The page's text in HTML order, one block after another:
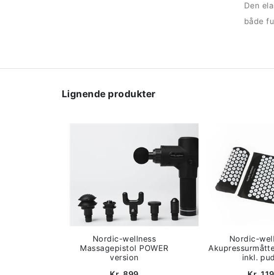
Den
både
Lignende produkter
Nordic-wellness
Massagepistol POWER
version
Nordic-
inkl.